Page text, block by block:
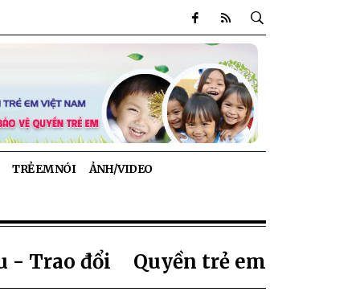
TRẺ EM NÓI ẢNH/VIDEO
- Trao đổi Quyền trẻ em